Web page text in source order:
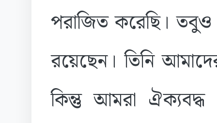
পরাজিত করেছি। তবুও
রয়েছেন। তিনি
কিন্তু আমরা